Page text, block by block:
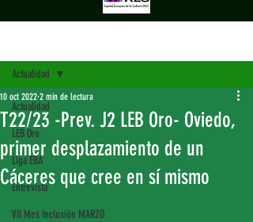
Actualidad
LEB Oro
Liga EBA
Entrevista
VII Mes Inclusión MARZO
Actualidad
T22/23 -Prev. J2 LEB Oro- Oviedo,
primer desplazamiento de un
Cáceres que cree en sí mismo
10 oct 2022 2 min de lectura